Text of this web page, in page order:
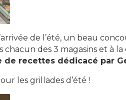
de l’été, un beau
chacun des 3 magasins et à
recettes dédicacé par
les grillades d’été !